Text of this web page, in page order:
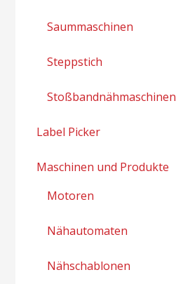
Saummaschinen
Steppstich
Stoßbandnähmaschinen
Label Picker
Maschinen und Produkte
Motoren
Nähautomaten
Nähschablonen